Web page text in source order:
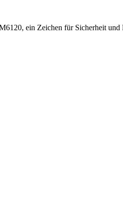
ein Zeichen für Sicherheit und